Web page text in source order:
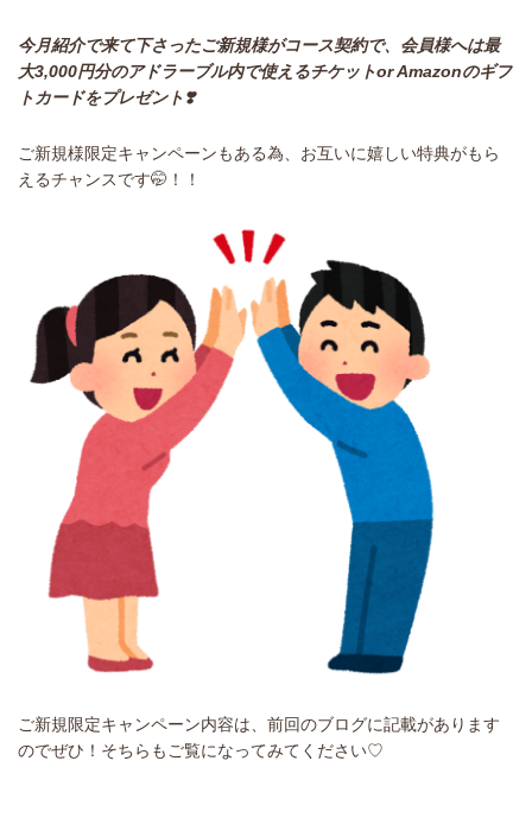
今月紹介で来て下さったご新規様がコース契約で、会員様へは最
大3,000円分のアドラーブル内で使えるチケットor Amazonのギフ
トカードをプレゼント❣️
ご新規様限定キャンペーンもある為、お互いに嬉しい特典がもら
えるチャンスです🤭！！
ご新規限定キャンペーン内容は、前回のブログに記載があります
のでぜひ！そちらもご覧になってみてください♡